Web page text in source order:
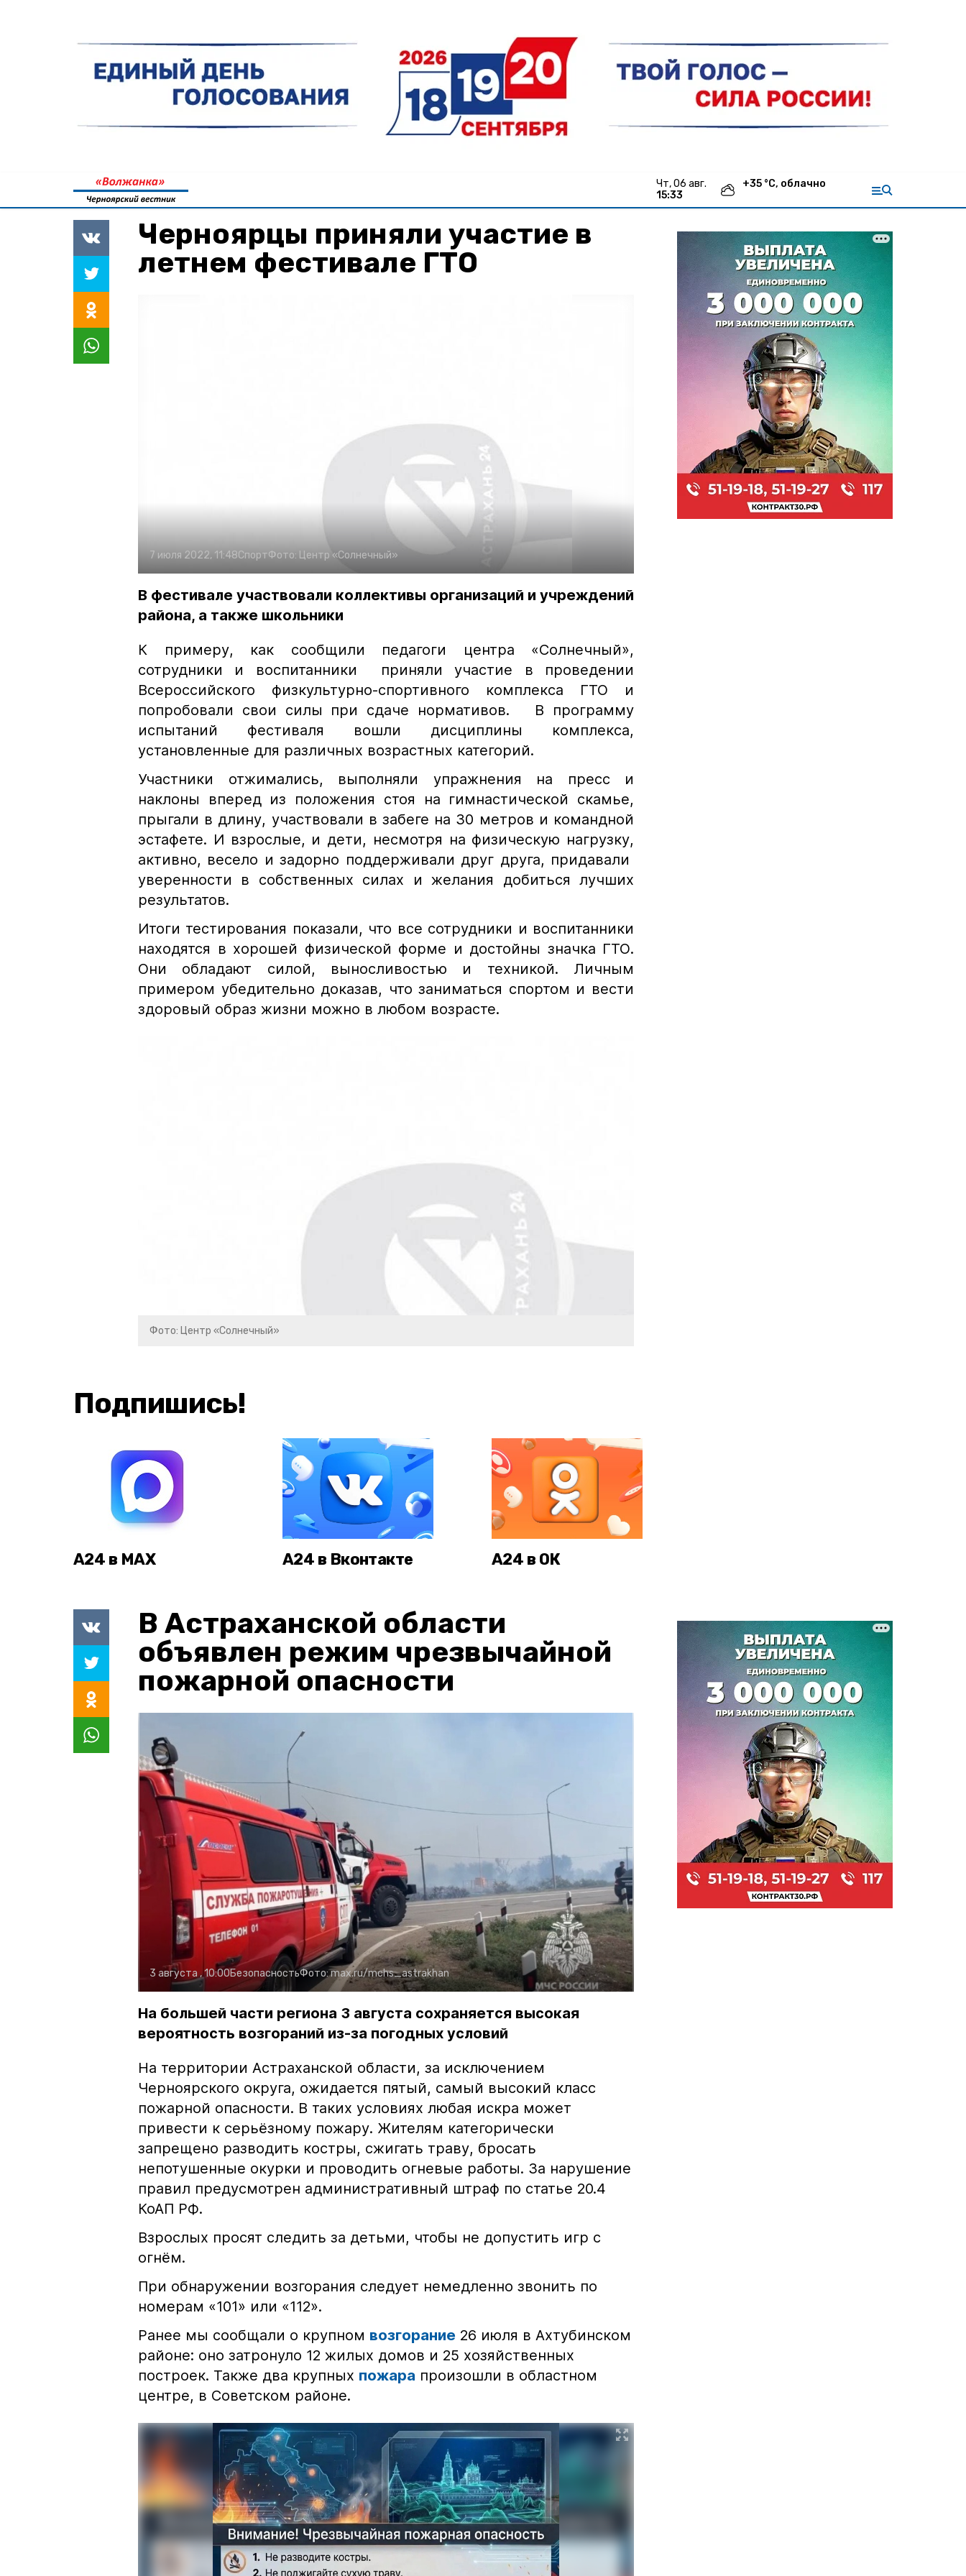
чт, 06 авг.
15:33
+35 °С, облачно
Черноярцы приняли участие в
летнем фестивале ГТО
7 июля 2022, 11:48СпортФото: Центр «Солнечный»
В фестивале участвовали коллективы организаций и учреждений
района, а также школьники
К примеру, как сообщили педагоги центра «Солнечный»,
сотрудники и воспитанники приняли участие в проведении
Всероссийского физкультурно-спортивного комплекса ГТО и
попробовали свои силы при сдаче нормативов. В программу
испытаний фестиваля вошли дисциплины комплекса,
установленные для различных возрастных категорий.
Участники отжимались, выполняли упражнения на пресс и
наклоны вперед из положения стоя на гимнастической скамье,
прыгали в длину, участвовали в забеге на 30 метров и командной
эстафете. И взрослые, и дети, несмотря на физическую нагрузку,
активно, весело и задорно поддерживали друг друга, придавали
уверенности в собственных силах и желания добиться лучших
результатов.
Итоги тестирования показали, что все сотрудники и воспитанники
находятся в хорошей физической форме и достойны значка ГТО.
Они обладают силой, выносливостью и техникой. Личным
примером убедительно доказав, что заниматься спортом и вести
здоровый образ жизни можно в любом возрасте.
Фото: Центр «Солнечный»
Подпишись!
А24 в MAX А24 в Вконтакте А24 в ОК
В Астраханской области
объявлен режим чрезвычайной
пожарной опасности
3 августа , 10:00БезопасностьФото:max.ru/mchs_astrakhan
На большей части региона 3 августа сохраняется высокая
вероятность возгораний из-за погодных условий
На территории Астраханской области, за исключением
Черноярского округа, ожидается пятый, самый высокий класс
пожарной опасности. В таких условиях любая искра может
привести к серьёзному пожару. Жителям категорически
запрещено разводить костры, сжигать траву, бросать
непотушенные окурки и проводить огневые работы. За нарушение
правил предусмотрен административный штраф по статье 20.4
КоАП РФ.
Взрослых просят следить за детьми, чтобы не допустить игр с
огнём.
При обнаружении возгорания следует немедленно звонить по
номерам «101» или «112».
Ранее мы сообщали о крупном возгорание 26 июля в Ахтубинском
районе: оно затронуло 12 жилых домов и 25 хозяйственных
построек. Также два крупных пожара произошли в областном
центре, в Советском районе.